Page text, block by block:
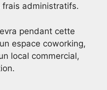
frais administratifs.
pendant cette
espace coworking,
local commercial,